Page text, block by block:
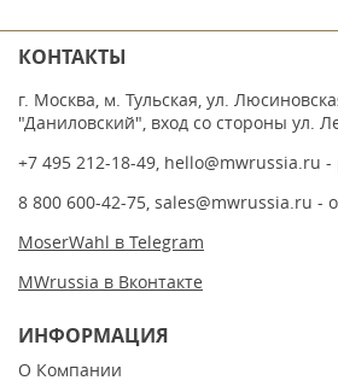
КОНТАКТЫ
г. Москва, м. Тульская, ул.
"Даниловский", вход со стороны ул.
+7 495 212-18-49, hello@mwrussia.ru -
8 800 600-42-75, sales@mwrussia.ru -
MoserWahl в Telegram
MWrussia в Вконтакте
ИНФОРМАЦИЯ
О Компании